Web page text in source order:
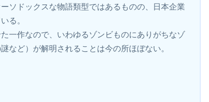
ソドックスな物語類型ではあるものの、日本企業
る。
一作なので、いわゆるゾンビものにありがちなゾ
など）が解明されることは今の所ほぼない。